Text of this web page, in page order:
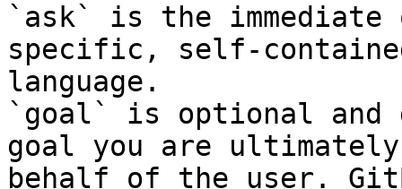
`ask` is the
specific, self-
language.
`goal` is optional and
goal you are
behalf of the user.